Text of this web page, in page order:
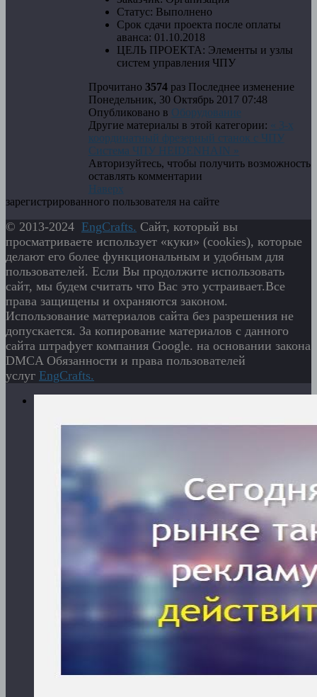
Статус: Выполнено
Срок сдачи проекта после оплаты
аванса: 01.10.2018
ЦЕЛЬ ПРОЕКТА: Элементы и узлы
систем управления ЧПУ
Прочитано 3574раз Последнее изменение
Понедельник, 30 Октябрь 2017 07:48
Опубликовано в Оборудование
Другие материалы в этой категории: « 3-х
координатный фрезерный станок с ЧПУ
Система ЧПУ HEIDENHAIN »
Авторизуйтесь, чтобы получить возможность
оставлять комментарии
Наверх
зарегистрированного пользователя на сайте
© 2013-2024 EngСrafts. Сайт, который вы
просматриваете использует «куки» (cookies), которые
делают его более функциональным и удобным для
пользователей. Если Вы продолжите использовать
сайт, мы будем считать что Вас это устраивает.Все
права защищены и охраняются законом.
Использование материалов сайта без разрешения не
допускается. За копирование материалов с данного
сайта штрафует компания Google. на основании закона
DMCA Обязанности и права пользователей
услуг EngСrafts.